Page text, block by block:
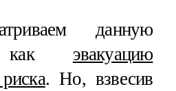
данную
как эвакуацию
. Но, взвесив